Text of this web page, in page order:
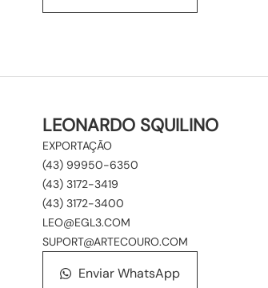
LEONARDO SQUILINO
EXPORTAÇÃO
(43) 99950-6350
(43) 3172-3419
(43) 3172-3400
LEO@EGL3.COM
SUPORT@ARTECOURO.COM
Enviar WhatsApp